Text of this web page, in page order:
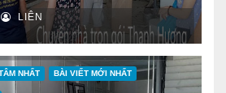
LIÊN
NHẤT BÀI VIẾT MỚI NHẤT